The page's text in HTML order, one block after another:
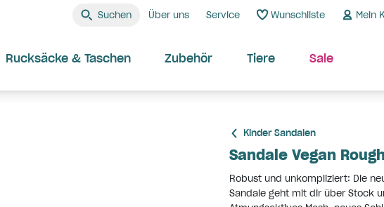
Suchen Über uns Service Wunschliste Mein
Rucksäcke & Taschen Zubehör Tiere Sale
Kinder Sandalen
Sandale Vegan
Robust und unkompliziert: Die
Sandale geht mit dir über Stock